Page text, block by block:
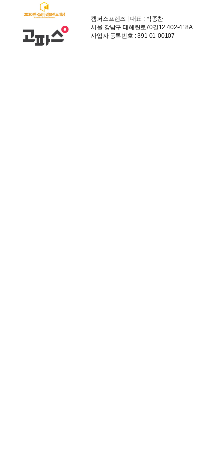
캠퍼스프렌즈 | 대표 : 박종찬
서울 강남구 테헤란로70길12 402-418A
사업자 등록번호 : 391-01-00107